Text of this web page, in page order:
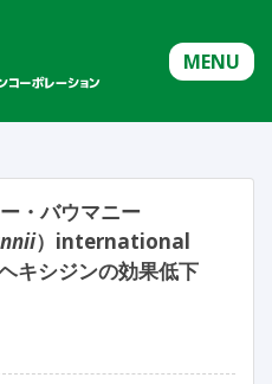
MENU
・バウマニー
）international
キシジンの効果低下